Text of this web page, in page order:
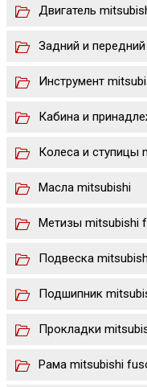
Двигатель
Задний и
Инструмент
Кабина и
Колеса и ступицы
Масла mitsubishi
Метизы mitsubishi
Подвеска
Подшипник
Прокладки
Рама mitsubishi